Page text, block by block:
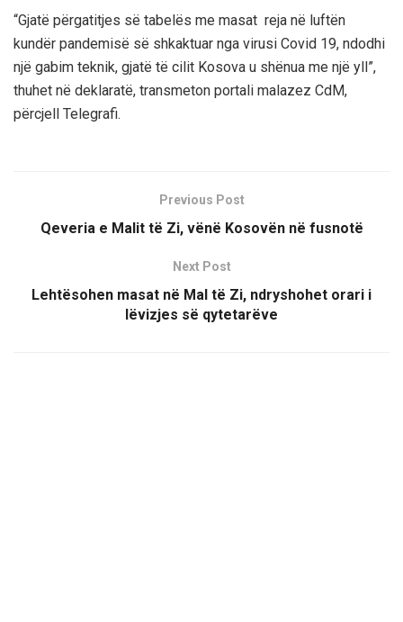
“Gjatë përgatitjes së tabelës me masat reja në luftën
kundër pandemisë së shkaktuar nga virusi Covid 19, ndodhi
një gabim teknik, gjatë të cilit Kosova u shënua me një yll”,
thuhet në deklaratë, transmeton portali malazez CdM,
përcjell Telegrafi.
Previous Post
Qeveria e Malit të Zi, vënë Kosovën në fusnotë
Next Post
Lehtësohen masat në Mal të Zi, ndryshohet orari i
lëvizjes së qytetarëve